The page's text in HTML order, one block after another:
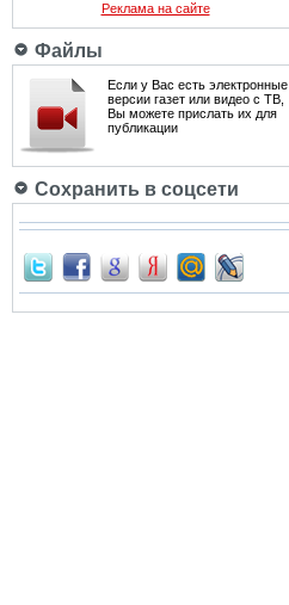
Реклама на сайте
Файлы
Если у Вас есть электронные
версии газет или видео с ТВ,
Вы можете прислать их для
публикации
Сохранить в соцсети